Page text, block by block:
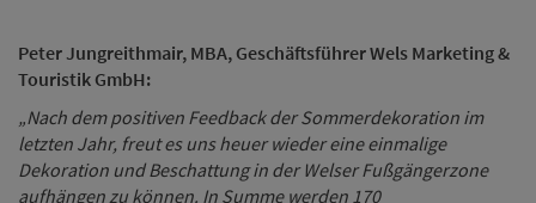
Peter Jungreithmair, MBA, Geschäftsführer Wels Marketing &
Touristik GmbH:
„Nach dem positiven Feedback der Sommerdekoration im
letzten Jahr, freut es uns heuer wieder eine einmalige
Dekoration und Beschattung in der Welser Fußgängerzone
aufhängen zu können. In Summe werden 170